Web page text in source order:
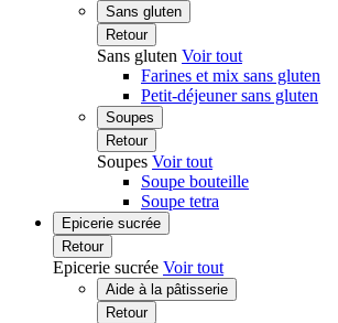
Sans gluten
Retour
Sans gluten Voir tout
Farines et mix sans gluten
Petit-déjeuner sans gluten
Soupes
Retour
Soupes Voir tout
Soupe bouteille
Soupe tetra
Epicerie sucrée
Retour
Epicerie sucrée Voir tout
Aide à la pâtisserie
Retour